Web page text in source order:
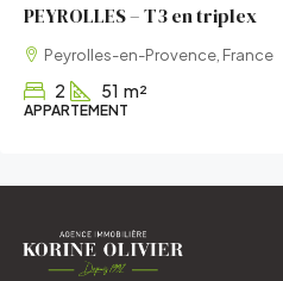
PEYROLLES – T3 en triplex
Peyrolles-en-Provence, France
2 51 m²
APPARTEMENT